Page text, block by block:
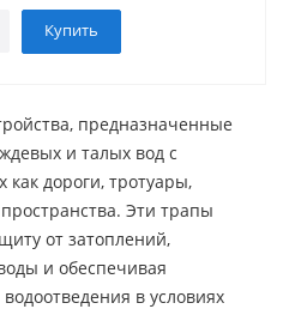
Купить
предназначенные
и талых вод с
дороги, тротуары,
Эти трапы
от затоплений,
и обеспечивая
в условиях